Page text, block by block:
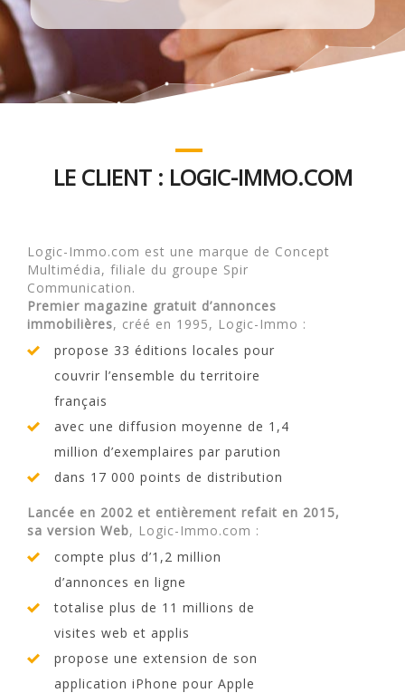
LE CLIENT : LOGIC-IMMO.COM
Logic-Immo.com est une marque de Concept
Multimédia, filiale du groupe Spir
Communication.
Premier magazine gratuit d’annonces
immobilières, créé en 1995, Logic-Immo :
propose 33 éditions locales pour
couvrir l’ensemble du territoire
français
avec une diffusion moyenne de 1,4
million d’exemplaires par parution
dans 17 000 points de distribution
Lancée en 2002 et entièrement refait en 2015,
sa version Web, Logic-Immo.com :
compte plus d’1,2 million
d’annonces en ligne
totalise plus de 11 millions de
visites web et applis
propose une extension de son
application iPhone pour Apple